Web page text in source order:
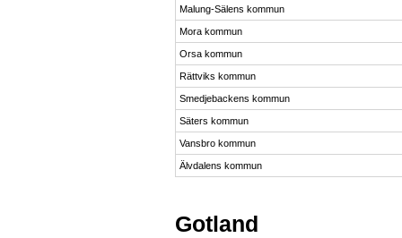
Malung-Sälens kommun
Mora kommun
Orsa kommun
Rättviks kommun
Smedjebackens kommun
Säters kommun
Vansbro kommun
Älvdalens kommun
Gotland